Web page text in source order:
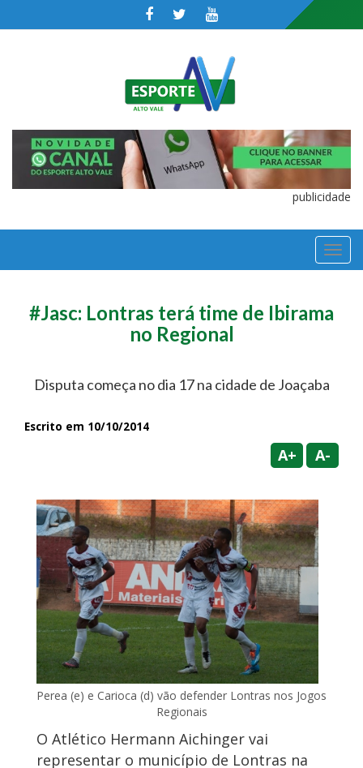
publicidade
#Jasc: Lontras terá time de Ibirama
no Regional
Disputa começa no dia 17 na cidade de Joaçaba
Escrito em 10/10/2014
A+ A-
Perea (e) e Carioca (d) vão defender Lontras nos Jogos
Regionais
O Atlético Hermann Aichinger vai
representar o município de Lontras na